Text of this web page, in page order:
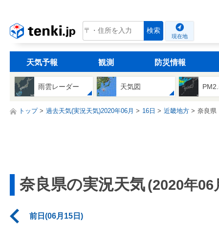
tenki.jp 検索
現在地
天気予報 観測 防災情報
雨雲レーダー 天気図
トップ 過去天気(実況天気)2020年06月 16日 近畿地方 奈良県
奈良県の実況天気(2020年06
前日(06月15日)